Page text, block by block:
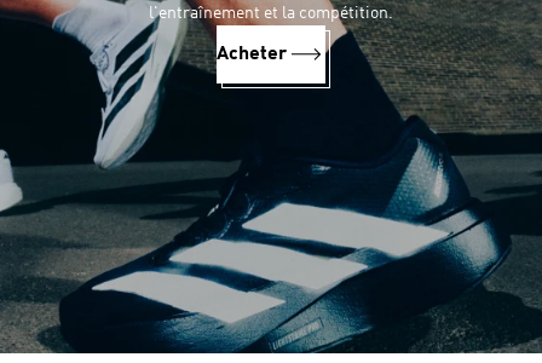
l'entraînement et la compétition.
Acheter